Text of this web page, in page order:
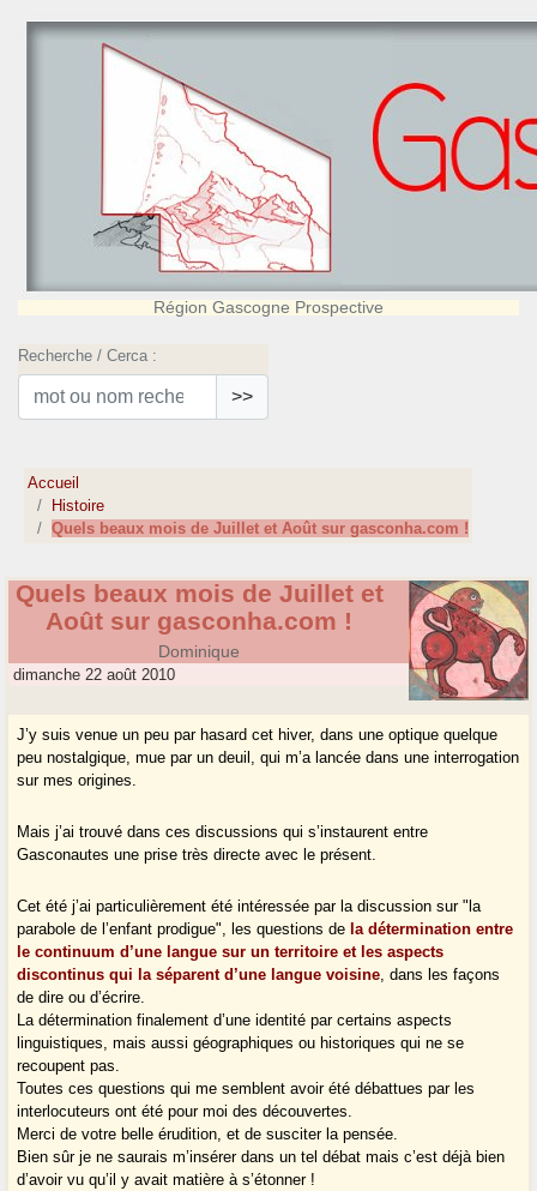
Région Gascogne Prospective
Recherche / Cerca :
>>
Accueil
Histoire
Quels beaux mois de Juillet et Août sur gasconha.com !
Quels beaux mois de Juillet et
Août sur gasconha.com !
Dominique
dimanche 22 août 2010
J’y suis venue un peu par hasard cet hiver, dans une optique quelque
peu nostalgique, mue par un deuil, qui m’a lancée dans une interrogation
sur mes origines.
Mais j’ai trouvé dans ces discussions qui s’instaurent entre
Gasconautes une prise très directe avec le présent.
Cet été j’ai particulièrement été intéressée par la discussion sur "la
parabole de l’enfant prodigue", les questions de la détermination entre
le continuum d’une langue sur un territoire et les aspects
discontinus qui la séparent d’une langue voisine, dans les façons
de dire ou d’écrire.
La détermination finalement d’une identité par certains aspects
linguistiques, mais aussi géographiques ou historiques qui ne se
recoupent pas.
Toutes ces questions qui me semblent avoir été débattues par les
interlocuteurs ont été pour moi des découvertes.
Merci de votre belle érudition, et de susciter la pensée.
Bien sûr je ne saurais m’insérer dans un tel débat mais c’est déjà bien
d’avoir vu qu’il y avait matière à s’étonner !